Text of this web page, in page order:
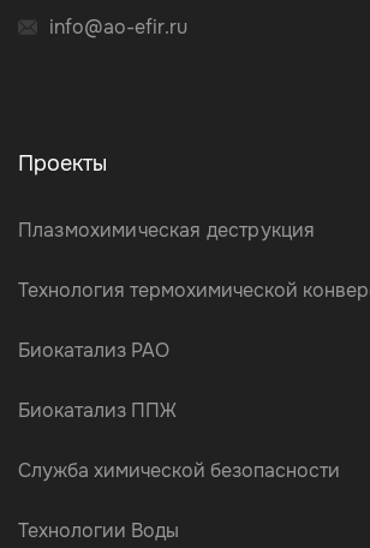
info@ao-efir.ru
Проекты
Плазмохимическая деструкция
Технология термохимической
Биокатализ РАО
Биокатализ ППЖ
Служба химической безопасности
Технологии Воды